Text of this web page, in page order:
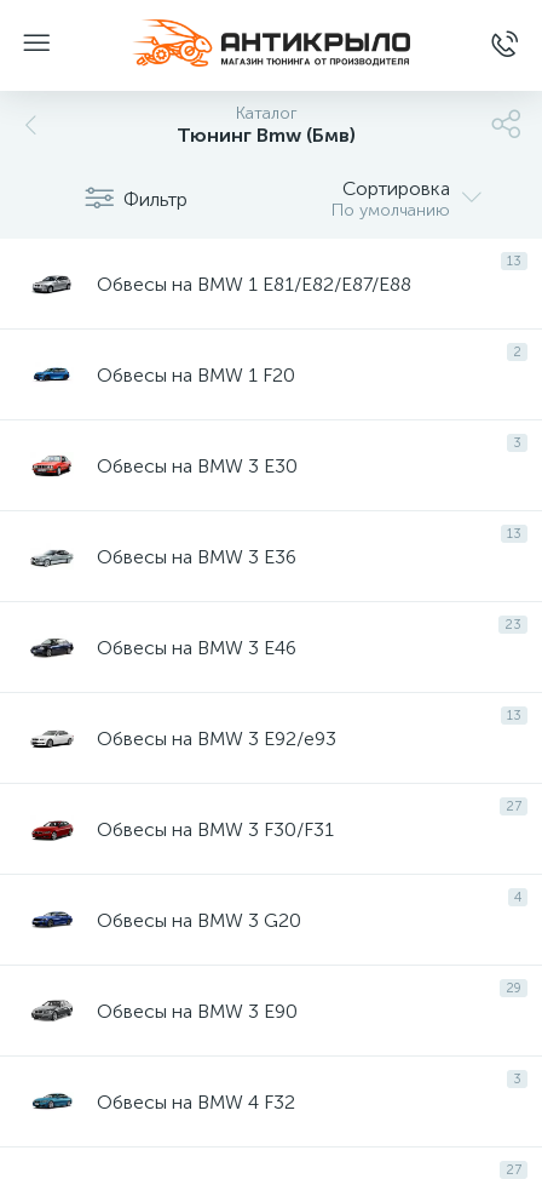
Каталог
Тюнинг Bmw (Бмв)
Фильтр Сортировка
По умолчанию
13
Обвесы на BMW 1 E81/E82/E87/E88
2
Обвесы на BMW 1 F20
3
Обвесы на BMW 3 E30
13
Обвесы на BMW 3 E36
23
Обвесы на BMW 3 E46
13
Обвесы на BMW 3 E92/e93
27
Обвесы на BMW 3 F30/F31
4
Обвесы на BMW 3 G20
29
Обвесы на BMW 3 Е90
3
Обвесы на BMW 4 F32
27